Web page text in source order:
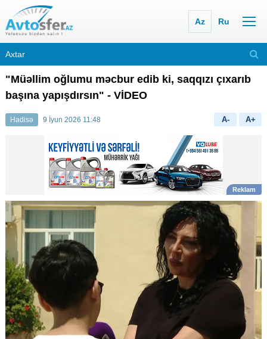
Az Ru
"Müəllim oğlumu məcbur edib ki, saqqızı çıxarıb
başına yapışdırsın" - VİDEO
Hadisə 9 İyun 2026 11:48 A- A+